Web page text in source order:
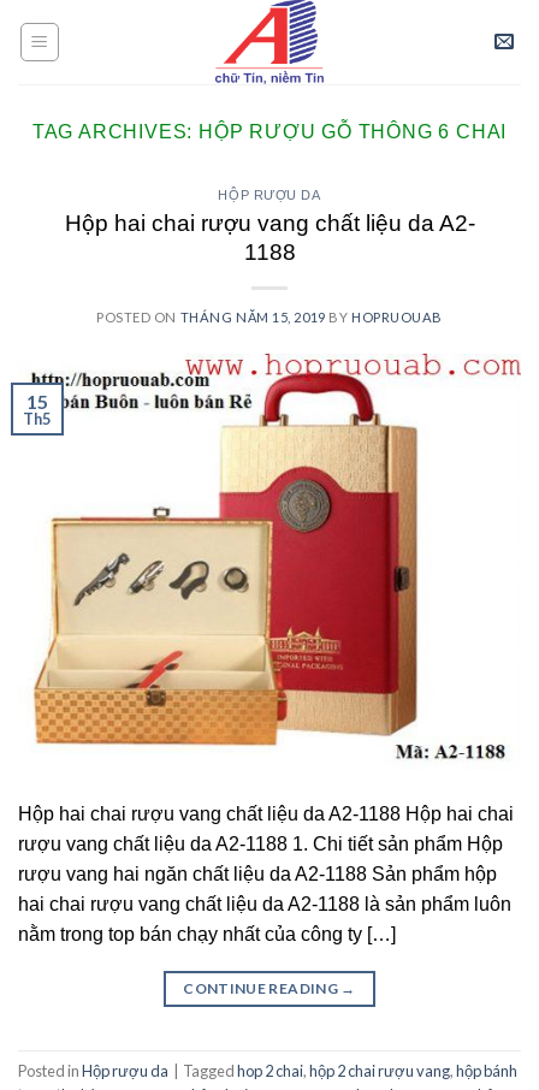
TAG ARCHIVES: HỘP RƯỢU GỖ THÔNG 6 CHAI
HỘP RƯỢU DA
Hộp hai chai rượu vang chất liệu da A2-
1188
POSTED ON THÁNG NĂM 15, 2019 BY HOPRUOUAB
15
Th5
Hộp hai chai rượu vang chất liệu da A2-1188 Hộp hai chai
rượu vang chất liệu da A2-1188 1. Chi tiết sản phẩm Hộp
rượu vang hai ngăn chất liệu da A2-1188 Sản phẩm hộp
hai chai rượu vang chất liệu da A2-1188 là sản phẩm luôn
nằm trong top bán chạy nhất của công ty […]
CONTINUE READING →
Posted inHộp rượu da Taggedhop 2 chai,hộp 2 chai rượu vang,hộp bánh